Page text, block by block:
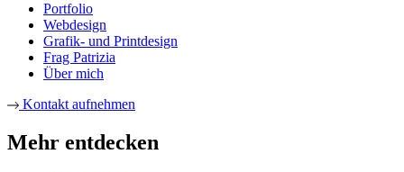
Portfolio
Webdesign
Grafik- und Printdesign
Frag Patrizia
Über mich
Kontakt aufnehmen
Mehr entdecken